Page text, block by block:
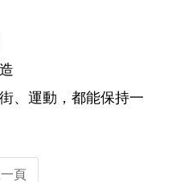
、運動，都能保持一
頁